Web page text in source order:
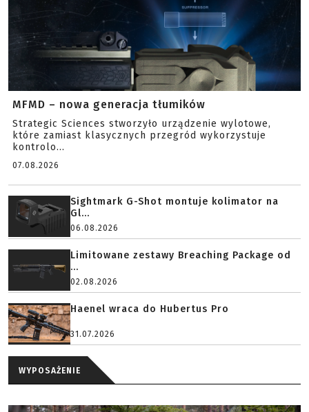
MFMD – nowa generacja tłumików
Strategic Sciences stworzyło urządzenie wylotowe,
które zamiast klasycznych przegród wykorzystuje
kontrolo...
07.08.2026
Sightmark G-Shot montuje kolimator na
Gl...
06.08.2026
Limitowane zestawy Breaching Package od
...
02.08.2026
Haenel wraca do Hubertus Pro
31.07.2026
WYPOSAŻENIE